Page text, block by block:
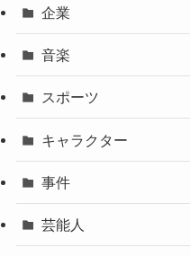
企業
音楽
スポーツ
キャラクター
事件
芸能人